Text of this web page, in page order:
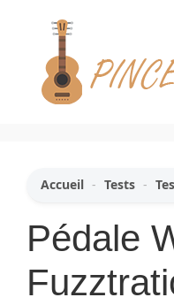
contenu
Accueil - Tests -
Pédale